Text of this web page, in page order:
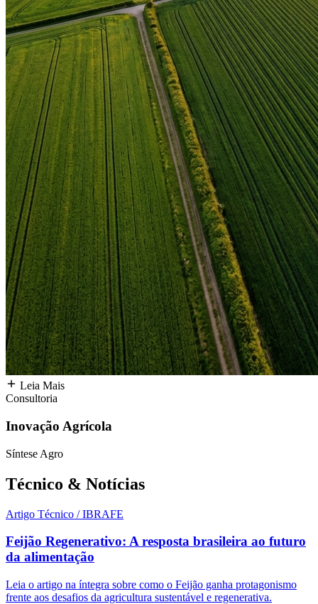
Leia Mais
Consultoria
Inovação Agrícola
Síntese Agro
Técnico & Notícias
Artigo Técnico / IBRAFE
Feijão Regenerativo: A resposta brasileira ao futuro
da alimentação
Leia o artigo na íntegra sobre como o Feijão ganha protagonismo
frente aos desafios da agricultura sustentável e regenerativa.